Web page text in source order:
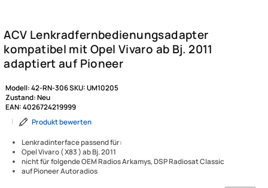
Zustand:Neu
EAN:4026724219999
|
Produkt bewerten